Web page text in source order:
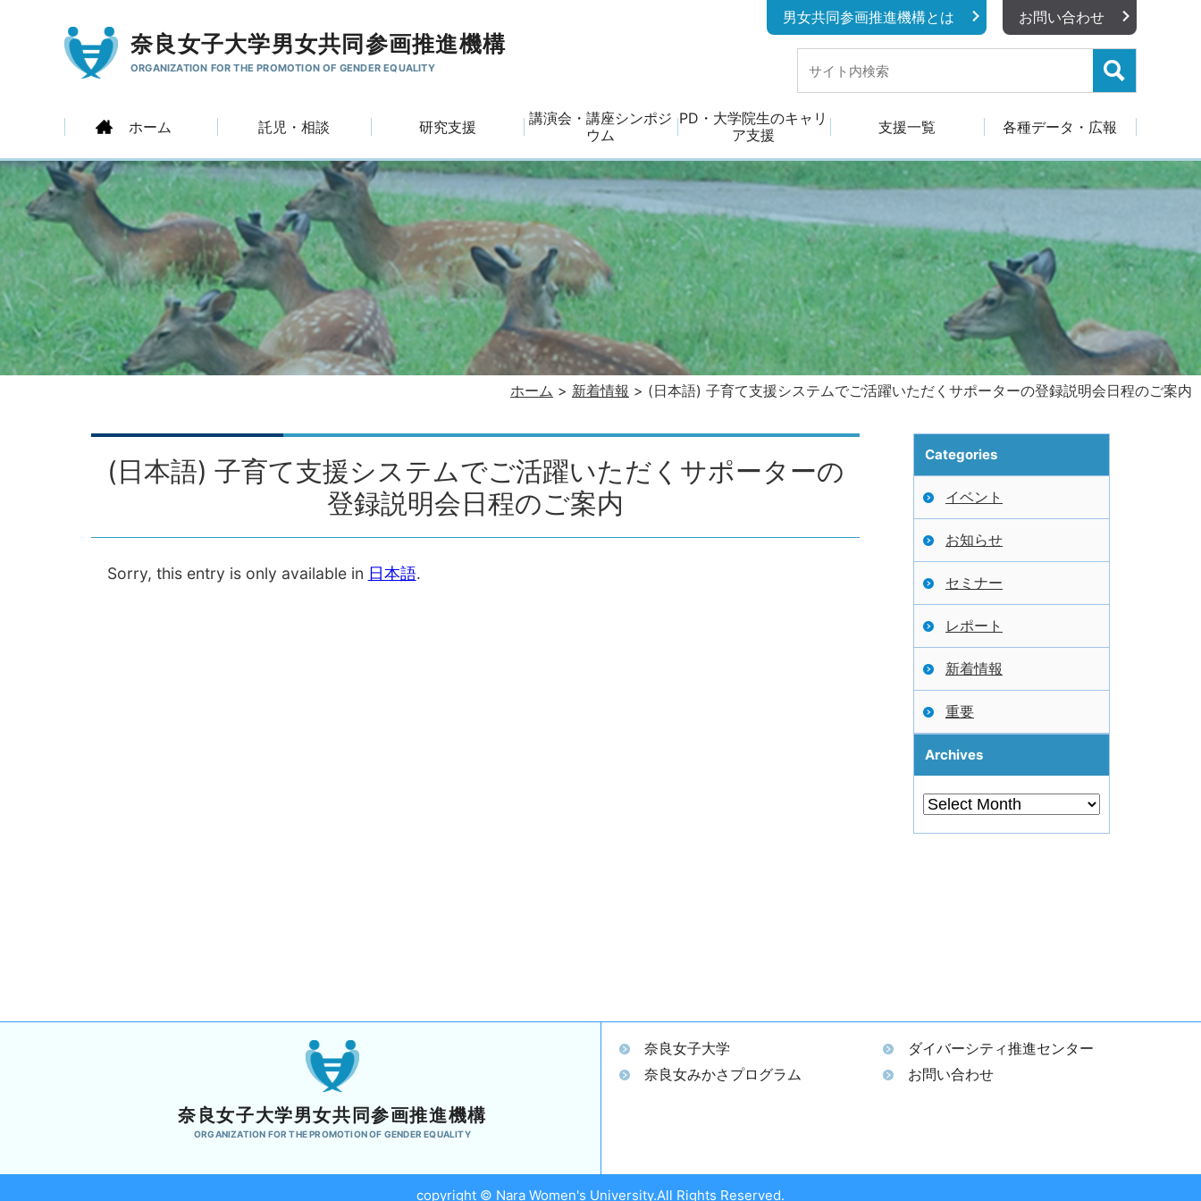
奈良女子大学男女共同参画推進機構
ORGANIZATION FOR THE PROMOTIONOF GENDER EQUALITY
男女共同参画推進機構とは お問い合わせ
ホーム 託児・相談 研究支援
講演会・講座シンポジ
ウム
PD・大学院生のキャリ
ア支援
支援一覧 各種データ・広報
ホーム > 新着情報 > (日本語) 子育て支援システムでご活躍いただくサポーターの登録説明会日程のご案内
(日本語) 子育て支援システムでご活躍いただくサポーターの
登録説明会日程のご案内
Sorry, this entry is only available in 日本語.
Categories
イベント
お知らせ
セミナー
レポート
新着情報
重要
Archives
奈良女子大学男女共同参画推進機構
ORGANIZATION FOR THE PROMOTION OF GENDER EQUALITY
奈良女子大学
ダイバーシティ推進センター
奈良女みかさプログラム
お問い合わせ
copyright © Nara Women's University.All Rights Reserved.